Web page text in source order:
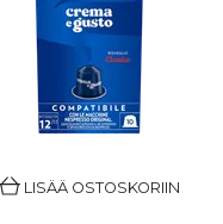
LISÄÄ OSTOSKORIIN